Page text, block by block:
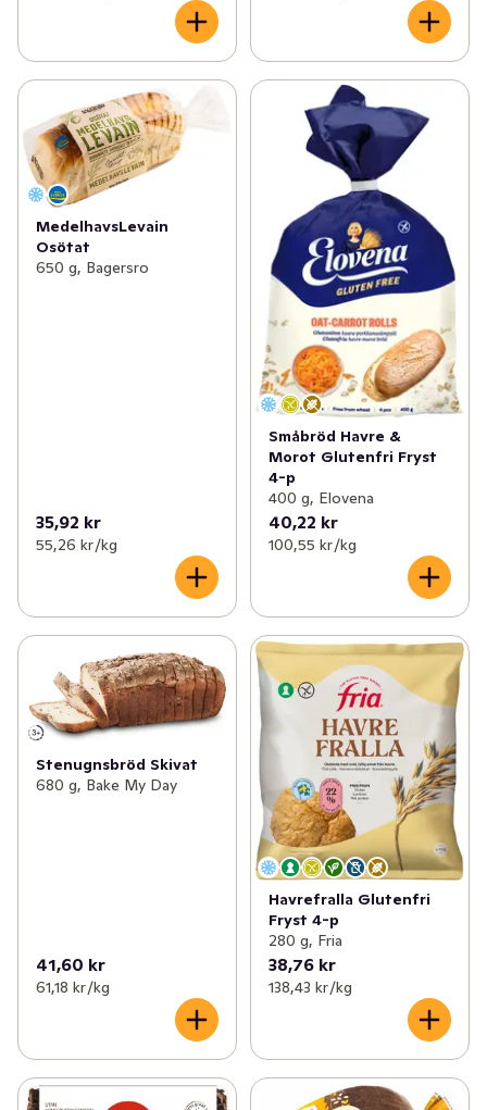
MedelhavsLevain
Osötat
650 g, Bagersro
35,92 kr
55,26 kr /kg
Småbröd Havre &
Morot Glutenfri Fryst
4-p
400 g, Elovena
40,22 kr
100,55 kr /kg
Stenugnsbröd Skivat
680 g, Bake My Day
41,60 kr
61,18 kr /kg
Havrefralla Glutenfri
Fryst 4-p
280 g, Fria
38,76 kr
138,43 kr /kg